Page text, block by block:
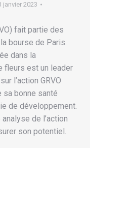
janvier 2023
fait partie des
bourse de Paris.
dans la
fleurs est un leader
l’action GRVO
sa bonne santé
de développement.
de l’action
son potentiel.